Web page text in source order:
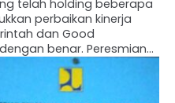
telah holding beberapa
perbaikan kinerja
dan Good
benar. Peresmian
02/10/2014 di
Merak, Surabaya, dengan
saing, penciptaan nilai